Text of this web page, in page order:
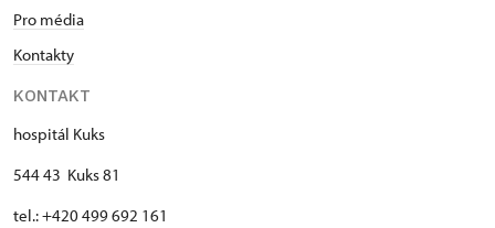
Pro média
Kontakty
KONTAKT
hospitál Kuks
544 43 Kuks 81
tel.: +420 499 692 161